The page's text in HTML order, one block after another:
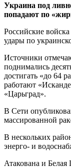
Украина под
попадают по
Российские
удары по
Источники
поднимались
достигать «до 64
работают
«Царьград».
В Сети
массированной
В нескольких
энерго- и
Атакована и Белая